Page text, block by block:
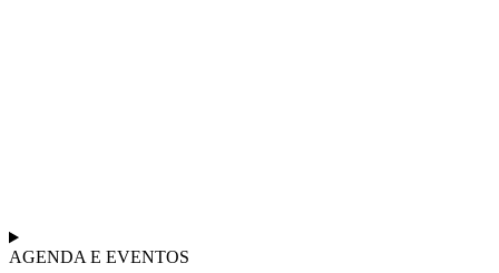
AGENDA E EVENTOS